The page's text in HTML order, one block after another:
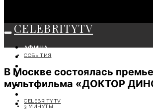
CELEBRITYTV
АФИША
СОБЫТИЯ
МОДА
ЛИЧНОСТЬ
СОВЕТЫ ЭКСПЕРТОВ
СОБЫТИЯ
В Москве состоялась
мультфильма «ДОКТОР
CELEBRITYTV
3 МИНУТЫ